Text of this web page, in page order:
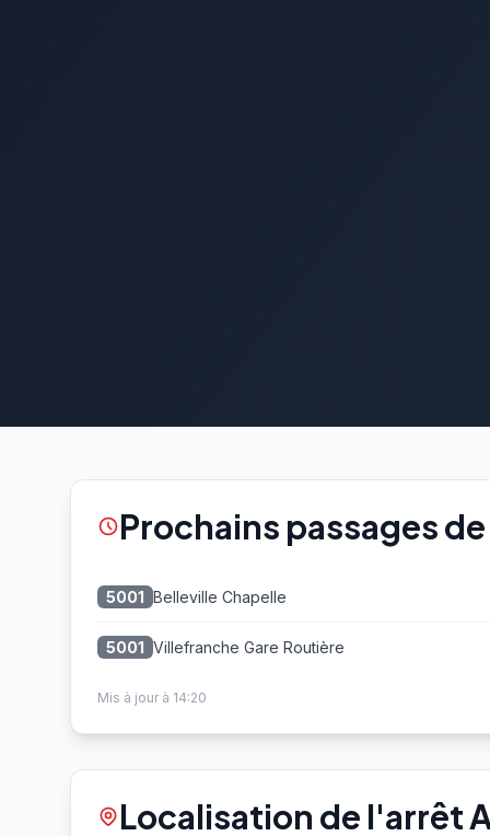
Prochains passages
5001 Belleville Chapelle
5001 Villefranche Gare Routière
Mis à jour à 14:20
Localisation de l'arrêt